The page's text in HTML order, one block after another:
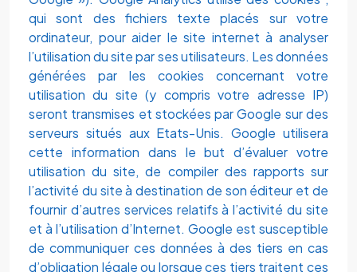
qui sont des fichiers texte placés sur votre
ordinateur, pour aider le site internet à analyser
l’utilisation du site par ses utilisateurs. Les données
générées par les cookies concernant votre
utilisation du site (y compris votre adresse IP)
seront transmises et stockées par Google sur des
serveurs situés aux Etats-Unis. Google utilisera
cette information dans le but d’évaluer votre
utilisation du site, de compiler des rapports sur
l’activité du site à destination de son éditeur et de
fournir d’autres services relatifs à l’activité du site
et à l’utilisation d’Internet. Google est susceptible
de communiquer ces données à des tiers en cas
d’obligation légale ou lorsque ces tiers traitent ces